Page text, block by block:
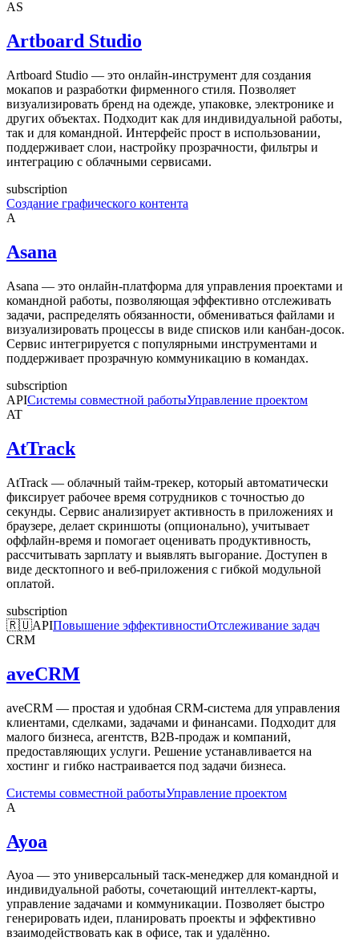
AS
Artboard Studio
Artboard Studio — это онлайн-инструмент для создания
мокапов и разработки фирменного стиля. Позволяет
визуализировать бренд на одежде, упаковке, электронике и
других объектах. Подходит как для индивидуальной работы,
так и для командной. Интерфейс прост в использовании,
поддерживает слои, настройку прозрачности, фильтры и
интеграцию с облачными сервисами.
subscription
Создание графического контента
A
Asana
Asana — это онлайн-платформа для управления проектами и
командной работы, позволяющая эффективно отслеживать
задачи, распределять обязанности, обмениваться файлами и
визуализировать процессы в виде списков или канбан-досок.
Сервис интегрируется с популярными инструментами и
поддерживает прозрачную коммуникацию в командах.
subscription
APIСистемы совместной работыУправление проектом
AT
AtTrack
AtTrack — облачный тайм-трекер, который автоматически
фиксирует рабочее время сотрудников с точностью до
секунды. Сервис анализирует активность в приложениях и
браузере, делает скриншоты (опционально), учитывает
оффлайн-время и помогает оценивать продуктивность,
рассчитывать зарплату и выявлять выгорание. Доступен в
виде десктопного и веб-приложения с гибкой модульной
оплатой.
subscription
🇷🇺APIПовышение эффективностиОтслеживание задач
CRM
aveCRM
aveCRM — простая и удобная CRM-система для управления
клиентами, сделками, задачами и финансами. Подходит для
малого бизнеса, агентств, B2B-продаж и компаний,
предоставляющих услуги. Решение устанавливается на
хостинг и гибко настраивается под задачи бизнеса.
Системы совместной работыУправление проектом
A
Ayoa
Ayoa — это универсальный таск-менеджер для командной и
индивидуальной работы, сочетающий интеллект-карты,
управление задачами и коммуникации. Позволяет быстро
генерировать идеи, планировать проекты и эффективно
взаимодействовать как в офисе, так и удалённо.